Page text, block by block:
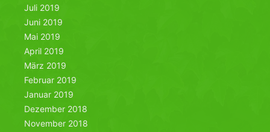
Juli 2019
Juni 2019
Mai 2019
April 2019
März 2019
Februar 2019
Januar 2019
Dezember 2018
November 2018